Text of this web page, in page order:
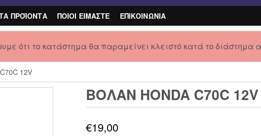
ΠΡΟΪΟΝΤΑ ΠΟΙΟΙ ΕΙΜΑΣΤΕ ΕΠΙΚΟΙΝΩΝΙΑ
ότι το κατάστημα θα παραμείνει κλειστό κατά το διάστημα
12V
ΒΟΛΑΝ HONDA C70C 12V
€19,00